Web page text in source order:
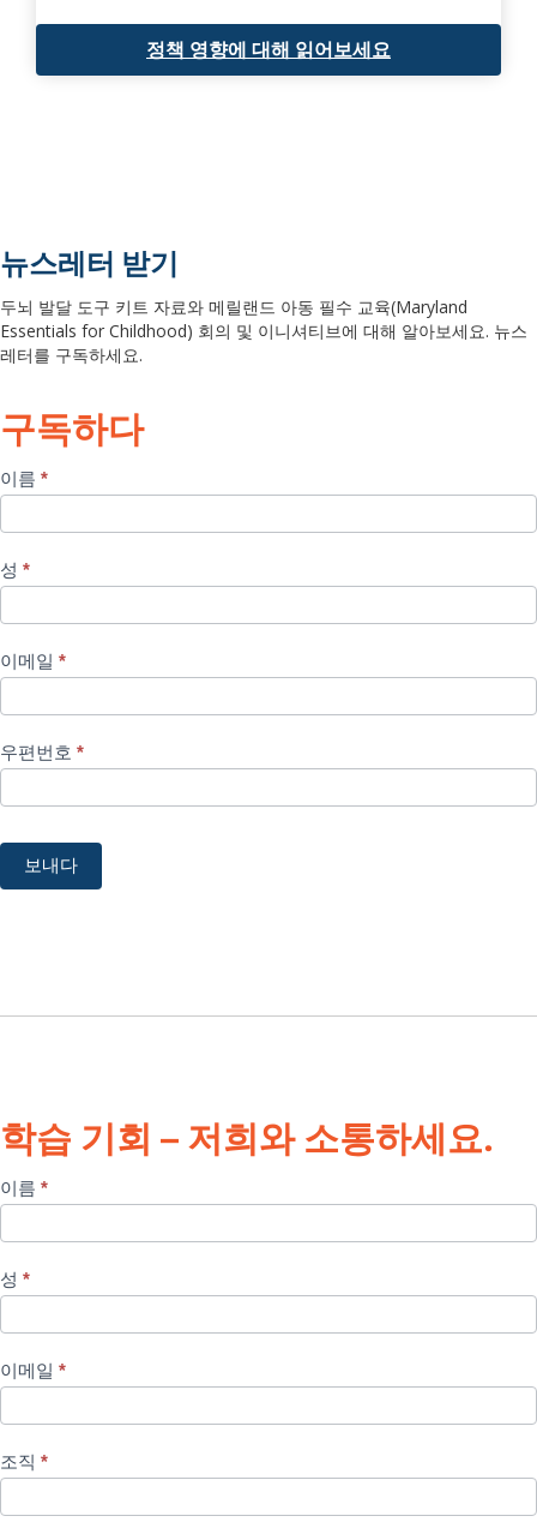
정책 영향에 대해 읽어보세요
뉴스레터 받기
두뇌 발달 도구 키트 자료와 메릴랜드 아동 필수 교육(Maryland
Essentials for Childhood) 회의 및 이니셔티브에 대해 알아보세요. 뉴스
레터를 구독하세요.
구독하다
푸
스
레
터
이름 *
성 *
이메일 *
우편번호 *
보내다
학습 기회 – 저희와 소통하세요.
지
리
위
원
이름 *
성 *
이메일 *
조직 *